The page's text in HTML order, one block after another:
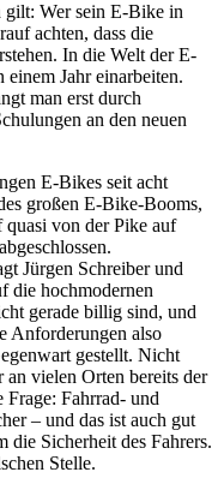
gilt: Wer sein E-Bike in
achten, dass die
In die Welt der E-
Jahr einarbeiten.
man erst durch
an den neuen
E-Bikes seit acht
großen E-Bike-Booms,
quasi von der Pike auf
Jürgen Schreiber und
die hochmodernen
gerade billig sind, und
Anforderungen also
gestellt. Nicht
an vielen Orten bereits der
Fahrrad- und
– und das ist auch gut
die Sicherheit des Fahrers.
Stelle.